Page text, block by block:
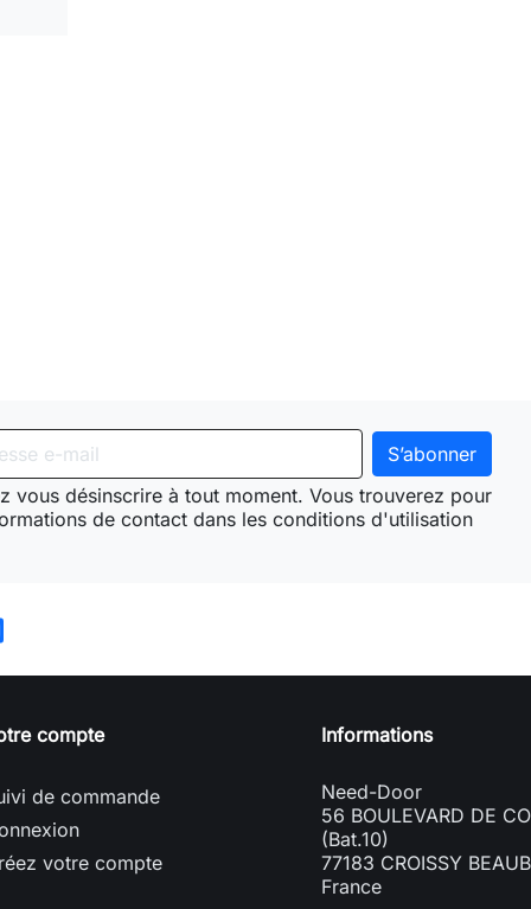
vous désinscrire à tout moment. Vous trouverez pour
de contact dans les conditions d'utilisation
compte
de commande
votre compte
Informations
Need-Door
56 BOULEVARD DE
(Bat.10)
77183 CROISSY
France